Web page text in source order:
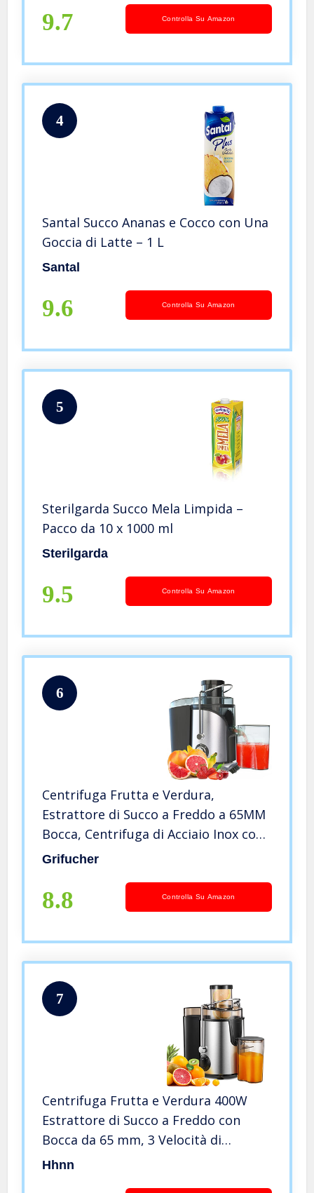
9.7 Controlla Su Amazon
4
Santal Succo Ananas e Cocco con Una
Goccia di Latte – 1 L
Santal
9.6 Controlla Su Amazon
5
Sterilgarda Succo Mela Limpida –
Pacco da 10 x 1000 ml
Sterilgarda
9.5 Controlla Su Amazon
6
Centrifuga Frutta e Verdura,
Estrattore di Succo a Freddo a 65MM
Bocca, Centrifuga di Acciaio Inox con
2 Velocità, Funzione
Senza BPA, Includi Spazzola
Grifucher
8.8 Controlla Su Amazon
7
Centrifuga Frutta e Verdura 400W
Estrattore di Succo a Freddo con
Bocca da 65 mm, 3 Velocità di
Regolazione, Acciaio Inossidabile per
Hhnn